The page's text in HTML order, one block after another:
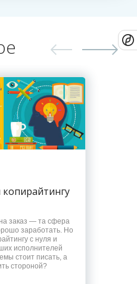
копирайтингу
заказ — та сфера
заработать. Но
с нуля и
исполнителей
стоит писать, а
стороной?